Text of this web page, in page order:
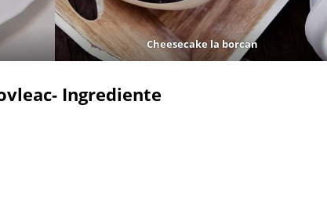
Cheesecake la borcan
Ingrediente